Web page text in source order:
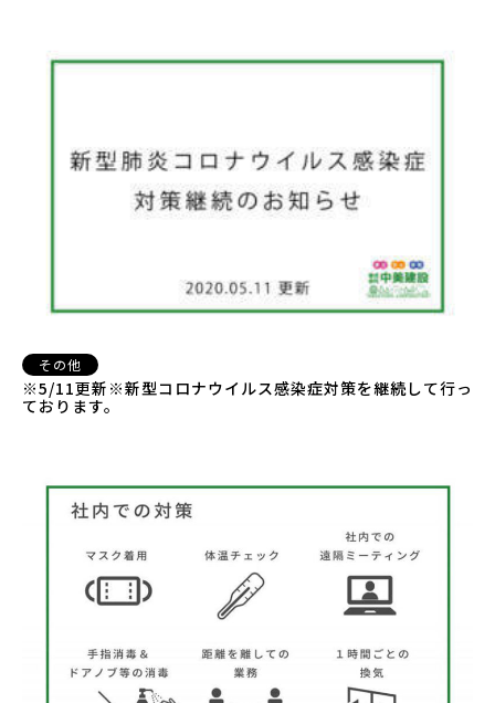
その他
※5/11更新※新型コロナウイルス感染症対策を継続して行っ
ております。